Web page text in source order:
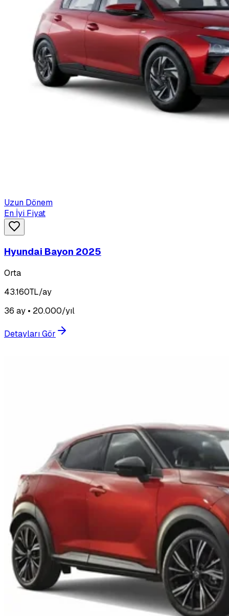
Uzun Dönem
En İyi Fiyat
Hyundai Bayon 2025
Orta
43.160TL/ay
36 ay • 20.000/yıl
Detayları Gör